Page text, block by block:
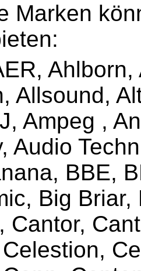
Marken
Allsound,
Ampeg ,
Audio
BBE,
Big
Cantor,